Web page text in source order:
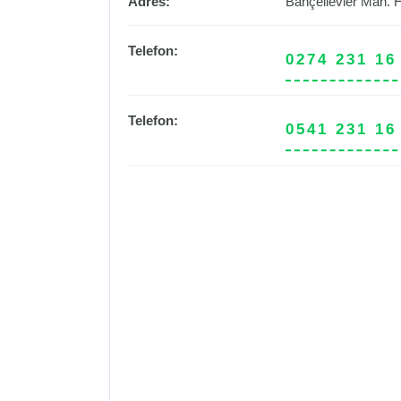
Telefon:
0274 231 16
Telefon:
0541 231 16